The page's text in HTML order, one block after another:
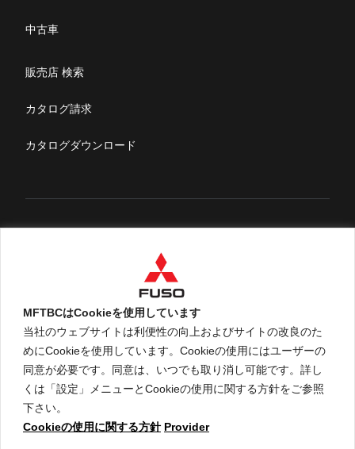
MFTBCはCookieを使用しています
当社のウェブサイトは利便性の向上およびサイトの改良のた
めにCookieを使用しています。Cookieの使用にはユーザーの
同意が必要です。同意は、いつでも取り消し可能です。詳し
くは「設定」メニューとCookieの使用に関する方針をご参照
下さい。
Cookieの使用に関する方針 Provider
リコール情報
特定整備(自動車一覧表）
ふそうライフ
FUSOマガジン
中古車
販売店 検索
カタログ請求
カタログダウンロード
An ARCHION Group Company